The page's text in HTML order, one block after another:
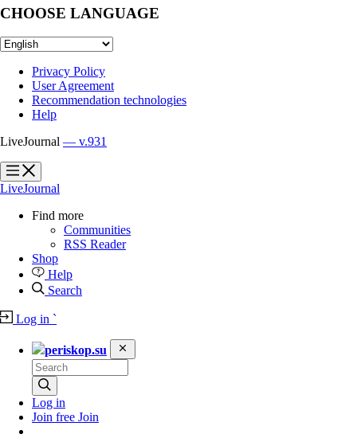
CHOOSE LANGUAGE
Privacy Policy
User Agreement
Recommendation technologies
Help
LiveJournal — v.931
?
?
LiveJournal
Find more
Communities
RSS Reader
Shop
Help
Search
Log in `
periskop.su
Log in
Join free Join